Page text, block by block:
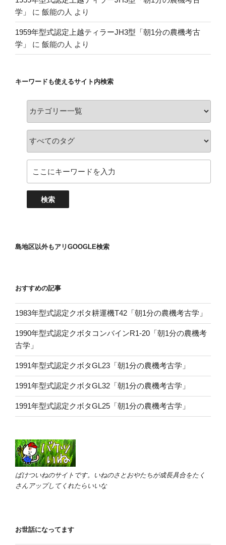
学」
に 飯能の人 より
1959年型式認定上越ティラーJH3型「朝1分の農機考古
学」
に 飯能の人 より
キーワードも使えるサイト内検索
島地区以外もアリGOOGLE検索
おすすめの記事
1983年型式認定クボタ耕運機T42「朝1分の農機考古学」
1990年型式認定クボタコンバインR1-20「朝1分の農機考
古学」
1991年型式認定クボタGL23「朝1分の農機考古学」
1991年型式認定クボタGL32「朝1分の農機考古学」
1991年型式認定クボタGL25「朝1分の農機考古学」
ばけついねのサイトです。いねのさとおやたちが成長具合をたく
さんアップしてくれたらいいな
お世話になってます